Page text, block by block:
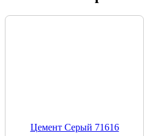
Цемент Серый 71616